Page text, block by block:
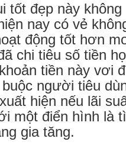
tốt đẹp này
nay có vẻ
động tốt hơn
chi tiêu số tiền
tiền này vơi
người tiêu
hiện nếu lãi
một điển hình là
gia tăng.